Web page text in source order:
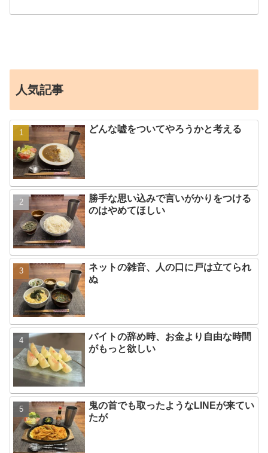
人気記事
どんな嘘をついてやろうかと考える
勝手な思い込みで言いがかりをつける
のはやめてほしい
ネットの雑音、人の口に戸は立てられ
ぬ
バイトの辞め時、お金より自由な時間
がもっと欲しい
鬼の首でも取ったようなLINEが来てい
たが